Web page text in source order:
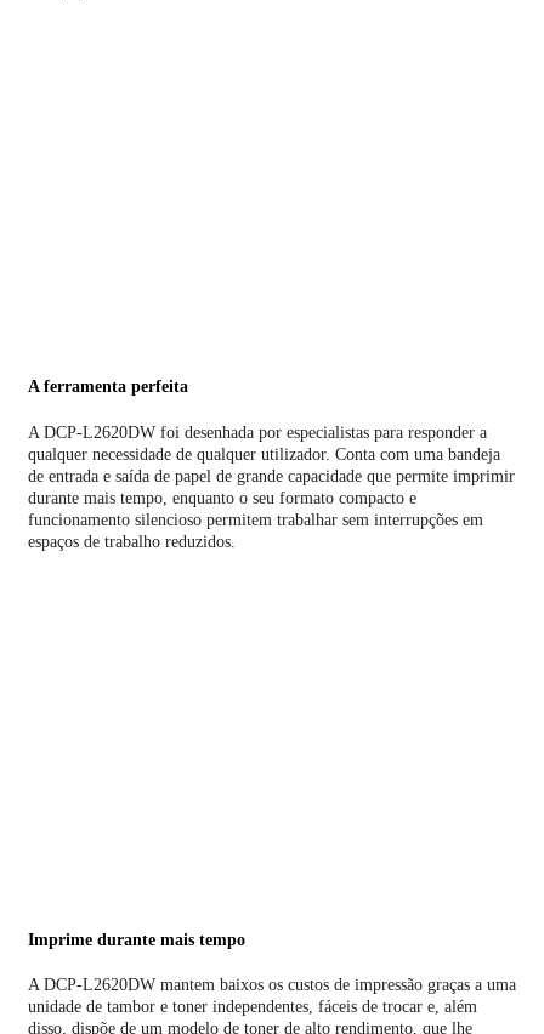
A ferramenta perfeita
A DCP-L2620DW foi desenhada por especialistas para responder a
qualquer necessidade de qualquer utilizador. Conta com uma bandeja
de entrada e saída de papel de grande capacidade que permite imprimir
durante mais tempo, enquanto o seu formato compacto e
funcionamento silencioso permitem trabalhar sem interrupções em
espaços de trabalho reduzidos.
Imprime durante mais tempo
A DCP-L2620DW mantem baixos os custos de impressão graças a uma
unidade de tambor e toner independentes, fáceis de trocar e, além
disso, dispõe de um modelo de toner de alto rendimento, que lhe